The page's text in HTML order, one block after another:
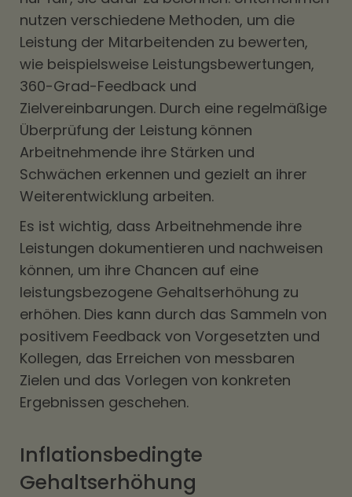
nutzen verschiedene Methoden, um die
Leistung der Mitarbeitenden zu bewerten,
wie beispielsweise Leistungsbewertungen,
360-Grad-Feedback und
Zielvereinbarungen. Durch eine regelmäßige
Überprüfung der Leistung können
Arbeitnehmende ihre Stärken und
Schwächen erkennen und gezielt an ihrer
Weiterentwicklung arbeiten.
Es ist wichtig, dass Arbeitnehmende ihre
Leistungen dokumentieren und nachweisen
können, um ihre Chancen auf eine
leistungsbezogene Gehaltserhöhung zu
erhöhen. Dies kann durch das Sammeln von
positivem Feedback von Vorgesetzten und
Kollegen, das Erreichen von messbaren
Zielen und das Vorlegen von konkreten
Ergebnissen geschehen.
Inflationsbedingte
Gehaltserhöhung